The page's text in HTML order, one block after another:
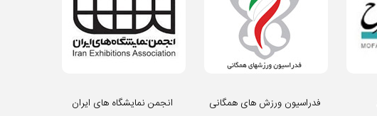
انجمن نمایشگاه های ایران فدراسیون ورزش های همگانی